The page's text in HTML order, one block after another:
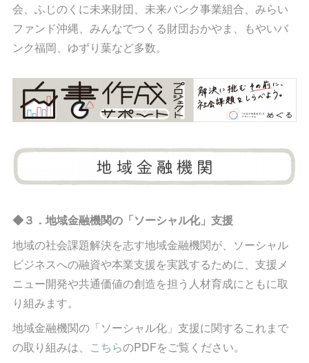
会、ふじのくに未来財団、未来バンク事業組合、みらい
ファンド沖縄、みんなでつくる財団おかやま、もやいバ
ンク福岡、ゆずり葉など多数。
◆３．地域金融機関の「ソーシャル化」支援
地域の社会課題解決を志す地域金融機関が、ソーシャル
ビジネスへの融資や本業支援を実践するために、支援メ
ニュー開発や共通価値の創造を担う人材育成にともに取
り組みます。
地域金融機関の「ソーシャル化」支援に関するこれまで
の取り組みは、 こちらのPDFをご覧ください。